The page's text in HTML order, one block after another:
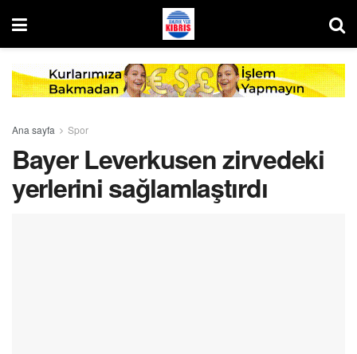
Ana sayfa Spor
Bayer Leverkusen zirvedeki
yerlerini sağlamlaştırdı